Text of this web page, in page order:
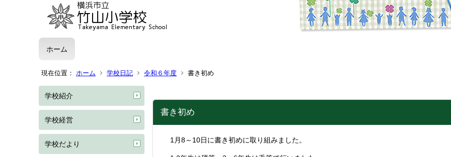
ホーム
現在位置： ホーム 学校日記 令和６年度 書き初め
学校紹介
学校経営
学校だより
書き初め
1月8～10日に書き初めに取り組みました。